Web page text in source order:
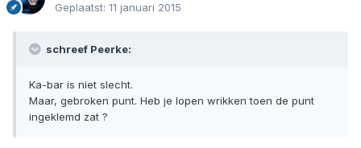
Geplaatst: 11 januari 2015
schreef Peerke:
Ka-bar is niet slecht.
Maar, gebroken punt. Heb je lopen wrikken toen de punt
ingeklemd zat ?